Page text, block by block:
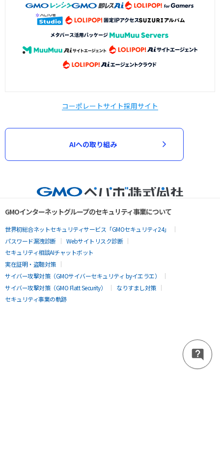
コーポレートサイト採用サイト
AIへの取り組み
GMOインターネットグループのセキュリティ事業について
世界初総合ネットセキュリティサービス「GMOセキュリティ24」
パスワード漏洩診断
Webサイトリスク診断
セキュリティ相談AIチャットボット
実在証明・盗聴対策
サイバー攻撃対策（GMOサイバーセキュリティ byイエラエ）
サイバー攻撃対策（GMO Flatt Security）
なりすまし対策
セキュリティ事業の軌跡